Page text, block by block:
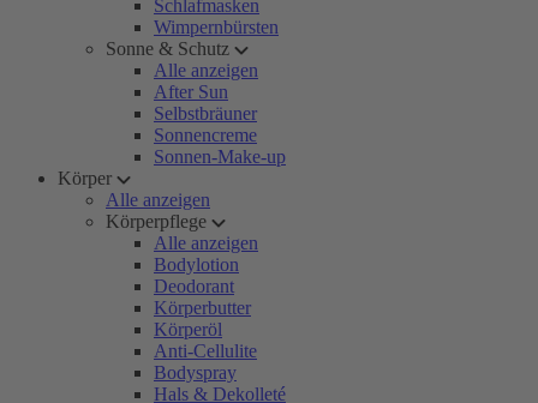
Schlafmasken
Wimpernbürsten
Sonne & Schutz
Alle anzeigen
After Sun
Selbstbräuner
Sonnencreme
Sonnen-Make-up
Körper
Alle anzeigen
Körperpflege
Alle anzeigen
Bodylotion
Deodorant
Körperbutter
Körperöl
Anti-Cellulite
Bodyspray
Hals & Dekolleté